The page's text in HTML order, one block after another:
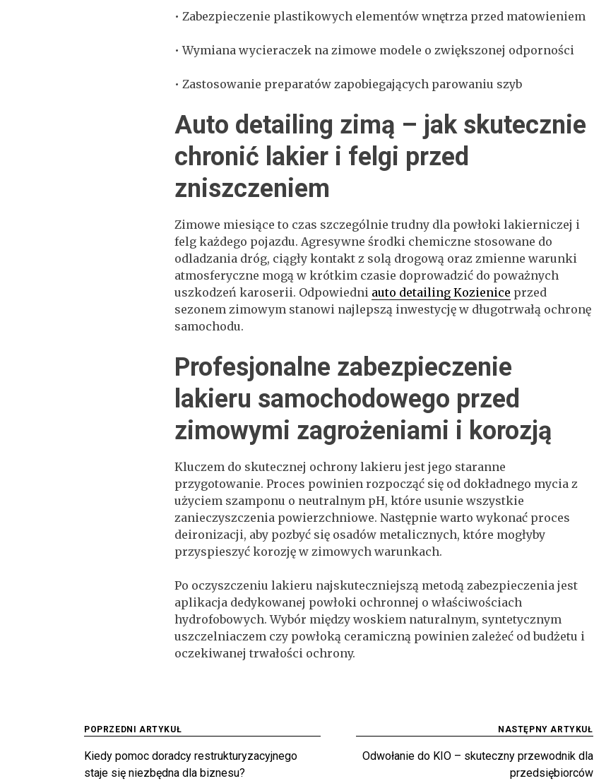
• Zabezpieczenie plastikowych elementów wnętrza przed matowieniem
• Wymiana wycieraczek na zimowe modele o zwiększonej odporności
• Zastosowanie preparatów zapobiegających parowaniu szyb
Auto detailing zimą – jak skutecznie
chronić lakier i felgi przed
zniszczeniem
Zimowe miesiące to czas szczególnie trudny dla powłoki lakierniczej i
felg każdego pojazdu. Agresywne środki chemiczne stosowane do
odladzania dróg, ciągły kontakt z solą drogową oraz zmienne warunki
atmosferyczne mogą w krótkim czasie doprowadzić do poważnych
uszkodzeń karoserii. Odpowiedni auto detailing Kozienice przed
sezonem zimowym stanowi najlepszą inwestycję w długotrwałą ochronę
samochodu.
Profesjonalne zabezpieczenie
lakieru samochodowego przed
zimowymi zagrożeniami i korozją
Kluczem do skutecznej ochrony lakieru jest jego staranne
przygotowanie. Proces powinien rozpocząć się od dokładnego mycia z
użyciem szamponu o neutralnym pH, które usunie wszystkie
zanieczyszczenia powierzchniowe. Następnie warto wykonać proces
deironizacji, aby pozbyć się osadów metalicznych, które mogłyby
przyspieszyć korozję w zimowych warunkach.
Po oczyszczeniu lakieru najskuteczniejszą metodą zabezpieczenia jest
aplikacja dedykowanej powłoki ochronnej o właściwościach
hydrofobowych. Wybór między woskiem naturalnym, syntetycznym
uszczelniaczem czy powłoką ceramiczną powinien zależeć od budżetu i
oczekiwanej trwałości ochrony.
Nawigacja
wpisu
POPRZEDNI ARTYKUŁ
Kiedy pomoc doradcy restrukturyzacyjnego
staje się niezbędna dla biznesu?
NASTĘPNY ARTYKUŁ
Odwołanie do KIO – skuteczny przewodnik dla
przedsiębiorców